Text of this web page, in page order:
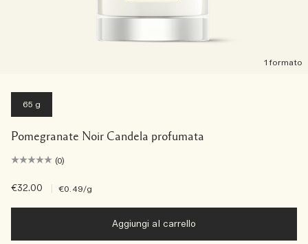
1 formato
65 g
Pomegranate Noir Candela profumata
(0)
€32.00 €0.49/g
Aggiungi al carrello